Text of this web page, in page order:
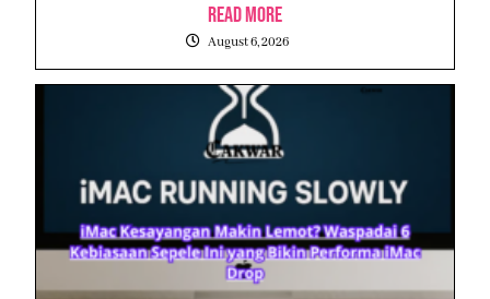
Read More
August 6, 2026